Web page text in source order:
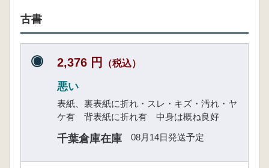
古書
2,376 円 （税込）
悪い
表紙、裏表紙に折れ・スレ・キズ・汚れ・ヤ
ケ有 背表紙に折れ有 中身は概ね良好
千葉倉庫在庫 08月14日発送予定